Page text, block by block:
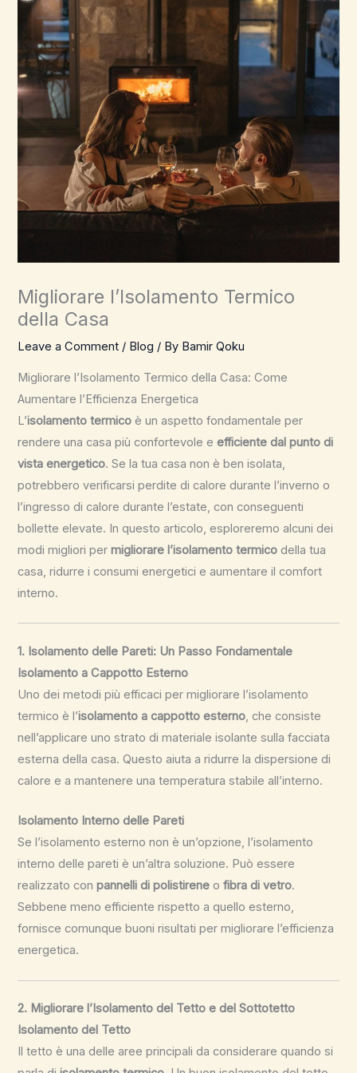
Migliorare l’Isolamento Termico
della Casa
Leave a Comment / Blog / By Bamir Qoku
Migliorare l’Isolamento Termico della Casa: Come
Aumentare l’Efficienza Energetica
L’isolamento termico è un aspetto fondamentale per
rendere una casa più confortevole eefficiente dal punto di
vista energetico. Se la tua casa non è ben isolata,
potrebbero verificarsi perdite di calore durante l’inverno o
l’ingresso di calore durante l’estate, con conseguenti
bollette elevate. In questo articolo, esploreremo alcuni dei
modi migliori permigliorare l’isolamento termico della tua
casa, ridurre i consumi energetici e aumentare il comfort
interno.
1. Isolamento delle Pareti: Un Passo Fondamentale
Isolamento a Cappotto Esterno
Uno dei metodi più efficaci per migliorare l’isolamento
termico è l’isolamento a cappotto esterno, che consiste
nell’applicare uno strato di materiale isolante sulla facciata
esterna della casa. Questo aiuta a ridurre la dispersione di
calore e a mantenere una temperatura stabile all’interno.
Isolamento Interno delle Pareti
Se l’isolamento esterno non è un’opzione, l’isolamento
interno delle pareti è un’altra soluzione. Può essere
realizzato conpannelli di polistirene ofibra di vetro.
Sebbene meno efficiente rispetto a quello esterno,
fornisce comunque buoni risultati per migliorare l’efficienza
energetica.
2. Migliorare l’Isolamento del Tetto e del Sottotetto
Isolamento del Tetto
Il tetto è una delle aree principali da considerare quando si